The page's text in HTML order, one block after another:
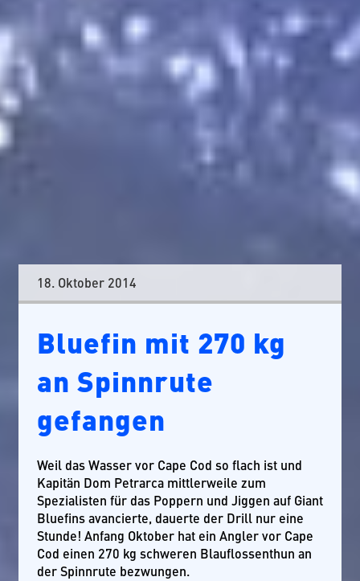
18. Oktober 2014
Bluefin mit 270 kg
an Spinnrute
gefangen
Weil das Wasser vor Cape Cod so flach ist und
Kapitän Dom Petrarca mittlerweile zum
Spezialisten für das Poppern und Jiggen auf Giant
Bluefins avancierte, dauerte der Drill nur eine
Stunde! Anfang Oktober hat ein Angler vor Cape
Cod einen 270 kg schweren Blauflossenthun an
der Spinnrute bezwungen.